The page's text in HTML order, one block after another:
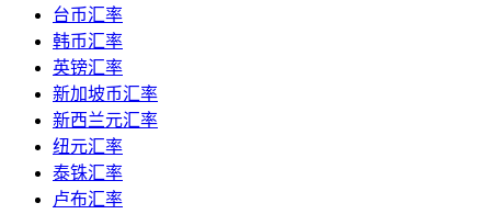
台币汇率
韩币汇率
英镑汇率
新加坡币汇率
新西兰元汇率
纽元汇率
泰铢汇率
卢布汇率